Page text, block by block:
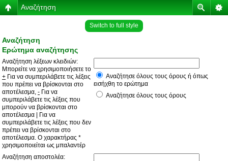
Αναζήτηση
Switch to full style
Αναζήτηση
Ερώτημα αναζήτησης
Αναζήτηση λέξεων κλειδιών:
Μπορείτε να χρησιμοποιήσετε το
+ Για να συμπεριλάβετε τις λέξεις
που πρέπει να βρίσκονται στο
αποτέλεσμα, - Για να
συμπεριλάβετε τις λέξεις που
μπορούν να βρίσκονται στο
αποτέλεσμα
Για να
συμπεριλάβετε τις λέξεις που δεν
πρέπει να βρίσκονται στο
αποτέλεσμα. Ο χαρακτήρας *
χρησιμοποιείται ως μπαλαντέρ
Αναζήτησε όλους τους όρους ή όπως
εισήχθη το ερώτημα
Αναζήτησε όλους τους όρους
Αναζήτηση αποστολέα: